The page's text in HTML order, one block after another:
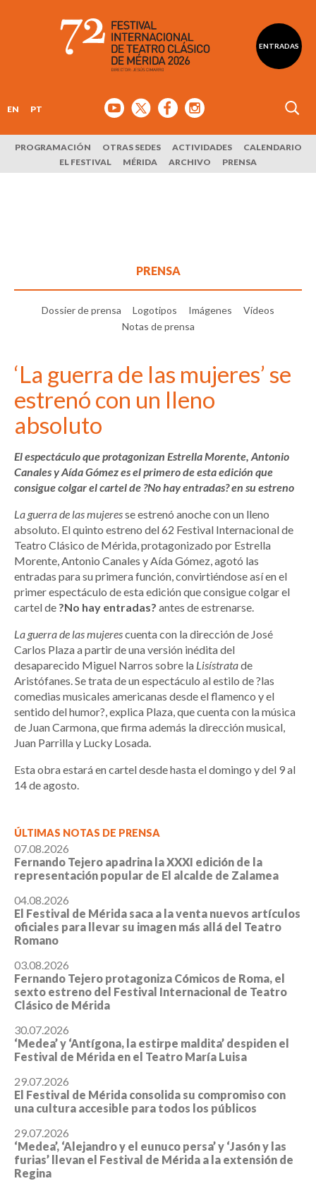
ENTRADAS
EN PT
PROGRAMACIÓN OTRAS SEDES ACTIVIDADES
CALENDARIO
EL FESTIVAL
MÉRIDA ARCHIVO PRENSA
PRENSA
Dossier de prensa Logotipos Imágenes
Vídeos
Notas de prensa
‘La guerra de las mujeres’ se
estrenó con un lleno
absoluto
El espectáculo que protagonizan Estrella Morente, Antonio
Canales y Aída Gómez es el primero de esta edición que
consigue colgar el cartel de ?No hay entradas? en su estreno
La guerra de las mujeresse estrenó anoche con un lleno
absoluto. El quinto estreno del 62 Festival Internacional de
Teatro Clásico de Mérida, protagonizado por Estrella
Morente, Antonio Canales y Aída Gómez, agotó las
entradas para su primera función, convirtiéndose así en el
primer espectáculo de esta edición que consigue colgar el
cartel de ?No hay entradas? antes de estrenarse.
La guerra de las mujerescuenta con la dirección de José
Carlos Plaza a partir de una versión inédita del
desaparecido Miguel Narros sobre la Lisístratade
Aristófanes. Se trata de un espectáculo al estilo de ?las
comedias musicales americanas desde el flamenco y el
sentido del humor?, explica Plaza, que cuenta con la música
de Juan Carmona, que firma además la dirección musical,
Juan Parrilla y Lucky Losada.
Esta obra estará en cartel desde hasta el domingo y del 9 al
14 de agosto.
ÚLTIMAS NOTAS DE PRENSA
07.08.2026
Fernando Tejero apadrina la XXXI edición de la
representación popular de El alcalde de Zalamea
04.08.2026
El Festival de Mérida saca a la venta nuevos artículos
oficiales para llevar su imagen más allá del Teatro
Romano
03.08.2026
Fernando Tejero protagoniza Cómicos de Roma, el
sexto estreno del Festival Internacional de Teatro
Clásico de Mérida
30.07.2026
‘Medea’ y ‘Antígona, la estirpe maldita’ despiden el
Festival de Mérida en el Teatro María Luisa
29.07.2026
El Festival de Mérida consolida su compromiso con
una cultura accesible para todos los públicos
29.07.2026
‘Medea’, ‘Alejandro y el eunuco persa’ y ‘Jasón y las
furias’ llevan el Festival de Mérida a la extensión de
Regina